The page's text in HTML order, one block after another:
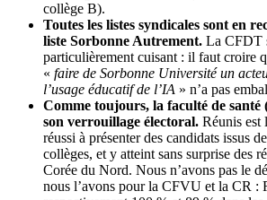
collège B).
Toutes les listes syndicales sont en
liste Sorbonne Autrement. La CFDT
particulièrement cuisant : il faut croire
« faire de Sorbonne Université un
l’usage éducatif de l’IA » n’a pas
Comme toujours, la faculté de santé
son verrouillage électoral. Réunis est
réussi à présenter des candidats issus
collèges, et y atteint sans surprise des
Corée du Nord. Nous n’avons pas le
nous l’avons pour la CFVU et la CR :